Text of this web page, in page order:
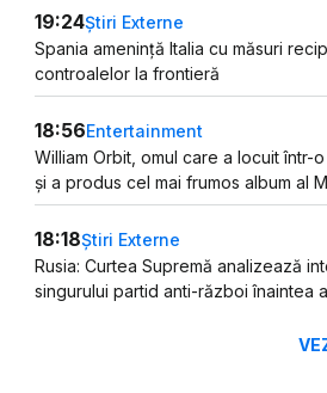
19:24Știri Externe
Spania amenință Italia cu măsuri
controalelor la frontieră
18:56Entertainment
William Orbit, omul care a locuit într-
și a produs cel mai frumos album al
18:18Știri Externe
Rusia: Curtea Supremă analizează
singurului partid anti-război înaintea